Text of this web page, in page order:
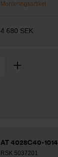
Monteringsartikel
4 680 SEK
AT 4028C40-1014
RSK 5037201